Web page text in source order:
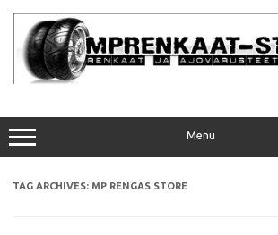
content
Menu
TAG ARCHIVES: MP RENGAS STORE